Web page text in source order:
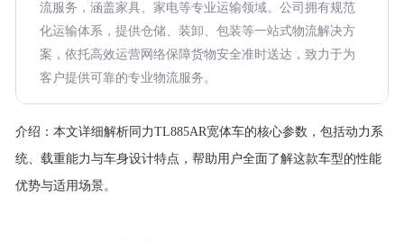
流服务，涵盖家具、家电等专业运输领域。公司拥有规范
化运输体系，提供仓储、装卸、包装等一站式物流解决方
案，依托高效运营网络保障货物安全准时送达，致力于为
客户提供可靠的专业物流服务。
介绍： 本文详细解析同力TL885AR宽体车的核心参数，包括动力系
统、载重能力与车身设计特点，帮助用户全面了解这款车型的性能
优势与适用场景。